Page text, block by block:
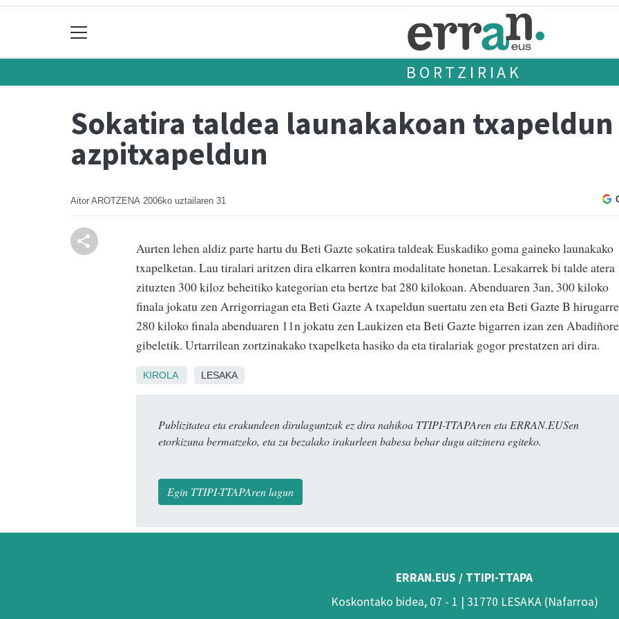
BORTZIRIAK
Sokatira taldea launakakoan
azpitxapeldun
Aitor AROTZENA 2006ko uztailaren 31
Aurten lehen aldiz parte hartu du Beti Gazte sokatira taldeak Euskadiko goma gaineko launakako
txapelketan. Lau tiralari aritzen dira elkarren kontra modalitate honetan. Lesakarrek bi talde atera
zituzten 300 kiloz beheitiko kategorian eta bertze bat 280 kilokoan. Abenduaren 3an, 300 kiloko
finala jokatu zen Arrigorriagan eta Beti Gazte A txapeldun suertatu zen eta Beti Gazte B
280 kiloko finala abenduaren 11n jokatu zen Laukizen eta Beti Gazte bigarren izan zen
gibeletik. Urtarrilean zortzinakako txapelketa hasiko da eta tiralariak gogor prestatzen ari dira.
KIROLA LESAKA
Publizitatea eta erakundeen dirulaguntzak ez dira nahikoa TTIPI-TTAPAren eta ERRAN.EUSen
etorkizuna bermatzeko, eta zu bezalako irakurleen babesa behar dugu aitzinera egiteko.
Egin TTIPI-TTAPAren lagun
ERRAN.EUS / TTIPI-TTAPA
Koskontako bidea, 07 - 1 | 31770 LESAKA (Nafarroa)